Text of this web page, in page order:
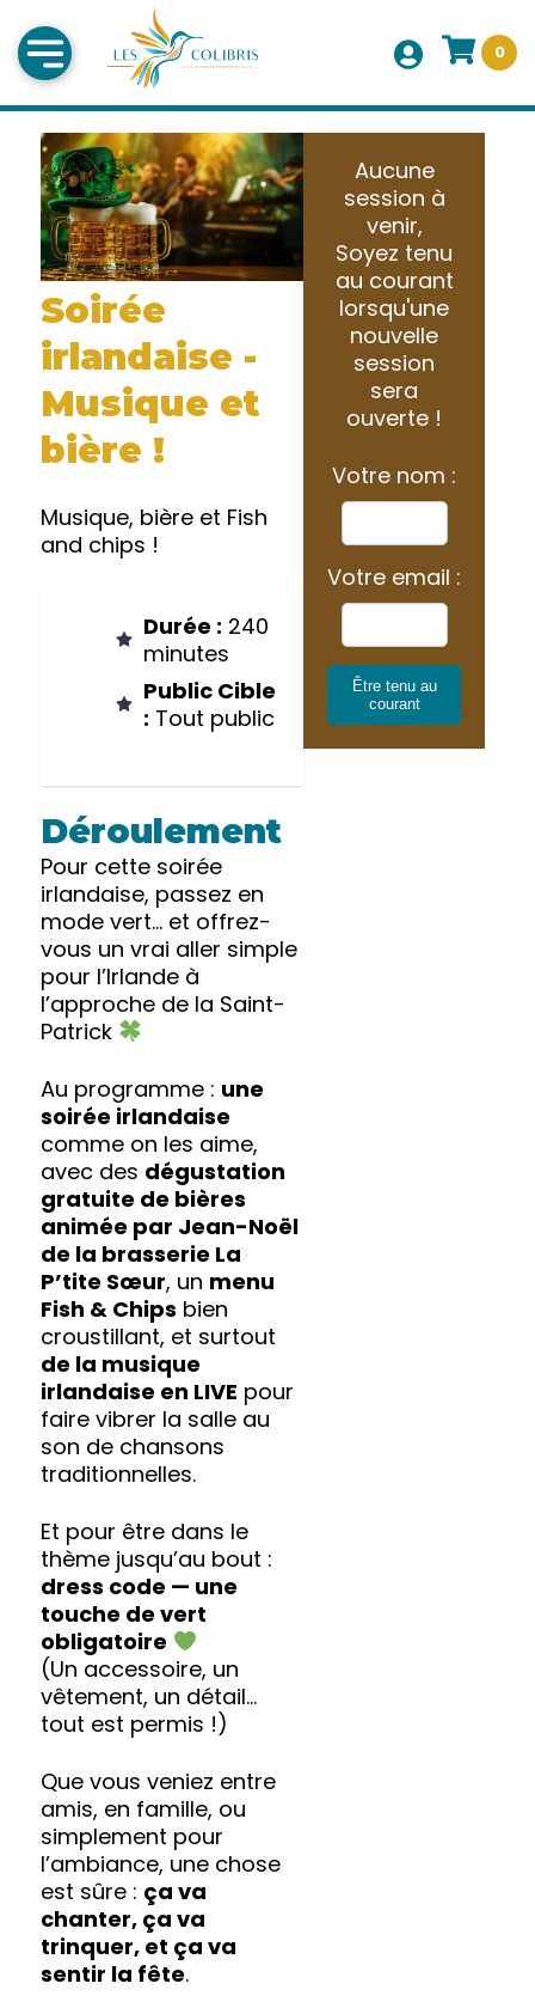
0
Soirée
irlandaise -
Musique et
bière !
Musique, bière et Fish
and chips !
Durée : 240
minutes
Public Cible
: Tout public
Déroulement
Pour cette soirée
irlandaise, passez en
mode vert… et offrez-
vous un vrai aller simple
pour l’Irlande à
l’approche de la Saint-
Patrick
Au programme : une
soirée irlandaise
comme on les aime,
avec des dégustation
gratuite de bières
animée par Jean-Noël
de la brasserie La
P’tite Sœur, un menu
Fish & Chips bien
croustillant, et surtout
de la musique
irlandaise en LIVE pour
faire vibrer la salle au
son de chansons
traditionnelles.
Et pour être dans le
thème jusqu’au bout :
dress code — une
touche de vert
obligatoire
(Un accessoire, un
vêtement, un détail…
tout est permis !)
Que vous veniez entre
amis, en famille, ou
simplement pour
l’ambiance, une chose
est sûre : ça va
chanter, ça va
trinquer, et ça va
sentir la fête.
Aucune
session à
venir,
Soyez tenu
au courant
lorsqu'une
nouvelle
session
sera
ouverte !
Votre nom :
Votre email :
Être tenu au
courant